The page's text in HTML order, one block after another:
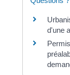
d'une